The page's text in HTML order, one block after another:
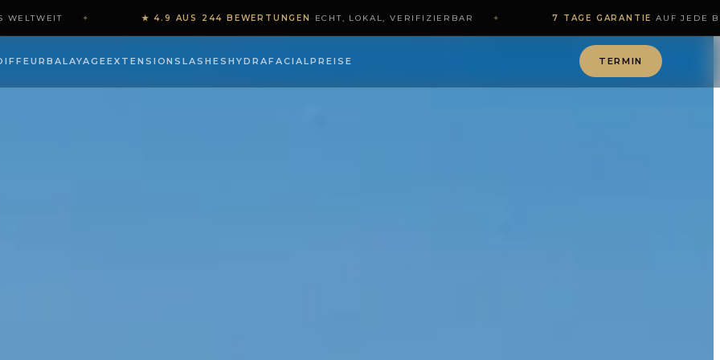
★ 4.9 AUS 244 BEWERTUNGEN·ECHT, LOKAL, VERIFIZIERBAR 7 TAGE GARANTIE·AUF JEDE
BALAYAGEEXTENSIONSLASHESHYDRAFACIALPREISE TERMIN
4 NAGELLACK-…